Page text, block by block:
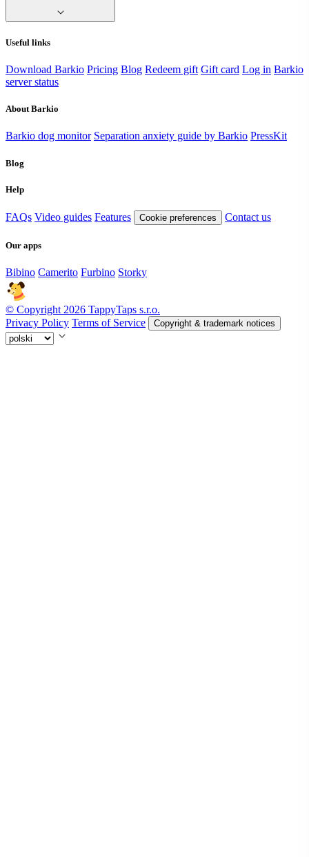
Useful links
Download Barkio Pricing Blog Redeem gift Gift card Log in Barkio
server status
About Barkio
Barkio dog monitor Separation anxiety guide by Barkio PressKit
Blog
Help
FAQs Video guides Features Cookie preferences Contact us
Our apps
Bibino Camerito Furbino Storky
© Copyright 2026 TappyTaps s.r.o.
Privacy Policy Terms of Service Copyright & trademark notices